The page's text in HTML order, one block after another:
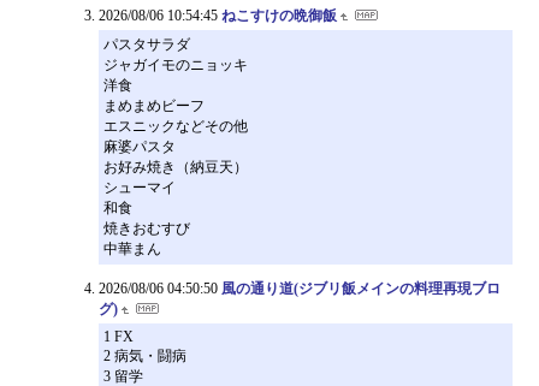
2026/08/06 10:54:45 ねこすけの晩御飯
パスタサラダ
ジャガイモのニョッキ
洋食
まめまめビーフ
エスニックなどその他
麻婆パスタ
お好み焼き（納豆天）
シューマイ
和食
焼きおむすび
中華まん
2026/08/06 04:50:50 風の通り道(ジブリ飯メインの料理再現ブロ
グ)
1 FX
2 病気・闘病
3 留学